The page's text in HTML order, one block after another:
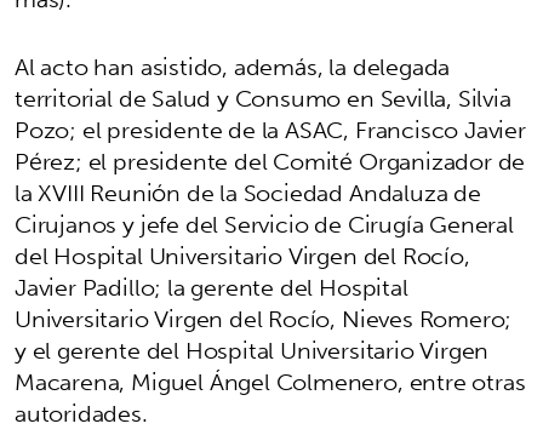
Al acto han asistido, además, la delegada
territorial de Salud y Consumo en Sevilla, Silvia
Pozo; el presidente de la ASAC, Francisco Javier
Pérez; el presidente del Comité Organizador de
la XVIII Reunión de la Sociedad Andaluza de
Cirujanos y jefe del Servicio de Cirugía General
del Hospital Universitario Virgen del Rocío,
Javier Padillo; la gerente del Hospital
Universitario Virgen del Rocío, Nieves Romero;
y el gerente del Hospital Universitario Virgen
Macarena, Miguel Ángel Colmenero, entre otras
autoridades.